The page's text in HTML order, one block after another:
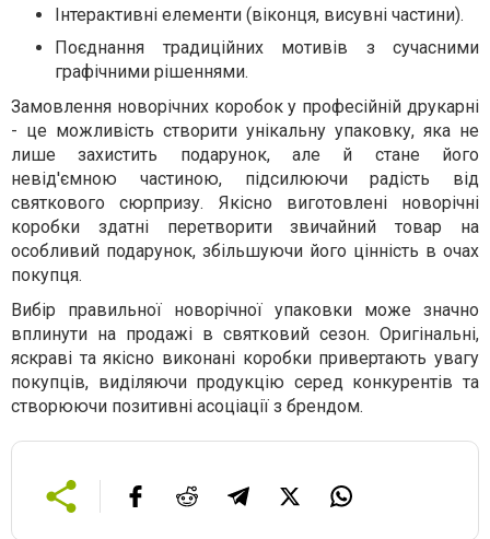
Інтерактивні елементи (віконця, висувні частини).
Поєднання традиційних мотивів з сучасними
графічними рішеннями.
Замовлення новорічних коробок у професійній друкарні
- це можливість створити унікальну упаковку, яка не
лише захистить подарунок, але й стане його
невід'ємною частиною, підсилюючи радість від
святкового сюрпризу. Якісно виготовлені новорічні
коробки здатні перетворити звичайний товар на
особливий подарунок, збільшуючи його цінність в очах
покупця.
Вибір правильної новорічної упаковки може значно
вплинути на продажі в святковий сезон. Оригінальні,
яскраві та якісно виконані коробки привертають увагу
покупців, виділяючи продукцію серед конкурентів та
створюючи позитивні асоціації з брендом.